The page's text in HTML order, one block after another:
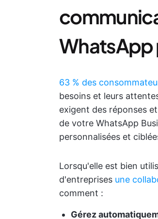
WhatsApp
63 % des
besoins et leurs
exigent des réponses
de votre WhatsApp
personnalisées et
Lorsqu'elle est bien
d'entreprises une
comment :
Gérez